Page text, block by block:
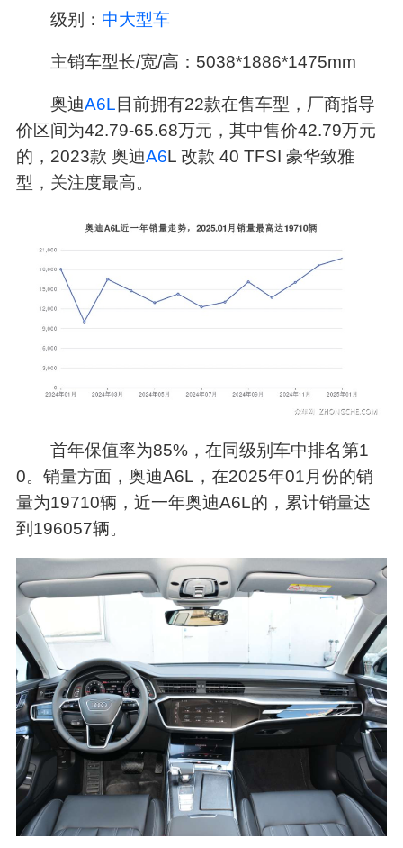
级别： 中大型车
主销车型长/宽/高：5038*1886*1475mm
奥迪A6L目前拥有22款在售车型，厂商指导
价区间为42.79-65.68万元，其中售价42.79万元
的，2023款 奥迪A6L 改款 40 TFSI 豪华致雅
型，关注度最高。
首年保值率为85%，在同级别车中排名第1
0。销量方面，奥迪A6L，在2025年01月份的销
量为19710辆，近一年奥迪A6L的，累计销量达
到196057辆。